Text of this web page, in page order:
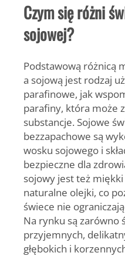
Czym się różni
sojowej?
Podstawową różnicą
a sojową jest rodzaj
parafinowe, jak
parafiny, która może
substancje. Sojowe
bezzapachowe są
wosku sojowego i
bezpieczne dla
sojowy jest też
naturalne olejki, co
świece nie
Na rynku są zarówno
przyjemnych,
głębokich i